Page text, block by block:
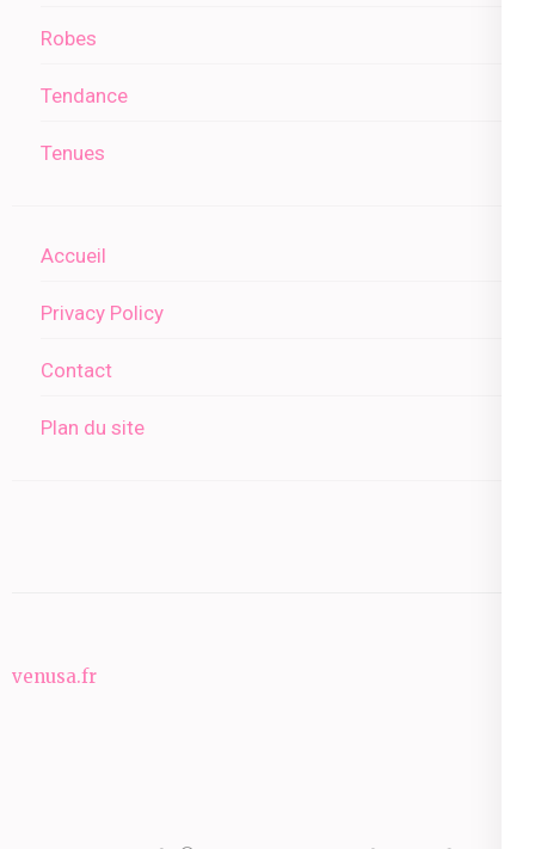
Robes
Tendance
Tenues
Accueil
Privacy Policy
Contact
Plan du site
venusa.fr